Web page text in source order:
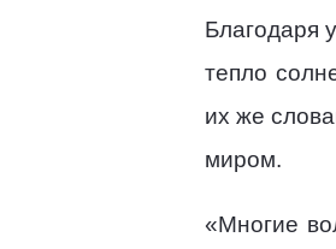
Благодаря
тепло
их же
миром.
«Многие